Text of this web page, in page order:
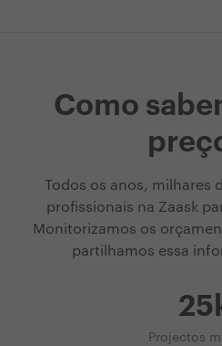
Como
Todos os anos, milhares
profissionais na Zaask
Monitorizamos os
partilhamos essa
Projectos